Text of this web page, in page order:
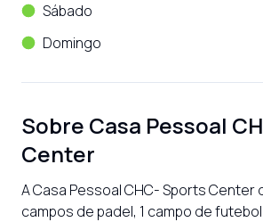
Sábado
Domingo
Sobre Casa Pessoal
Center
A Casa Pessoal CHC- Sports Center
campos de padel, 1 campo de